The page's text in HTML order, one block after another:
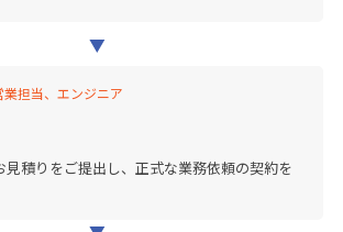
業担当、エンジニア
見積りをご提出し、正式な業務依頼の契約を